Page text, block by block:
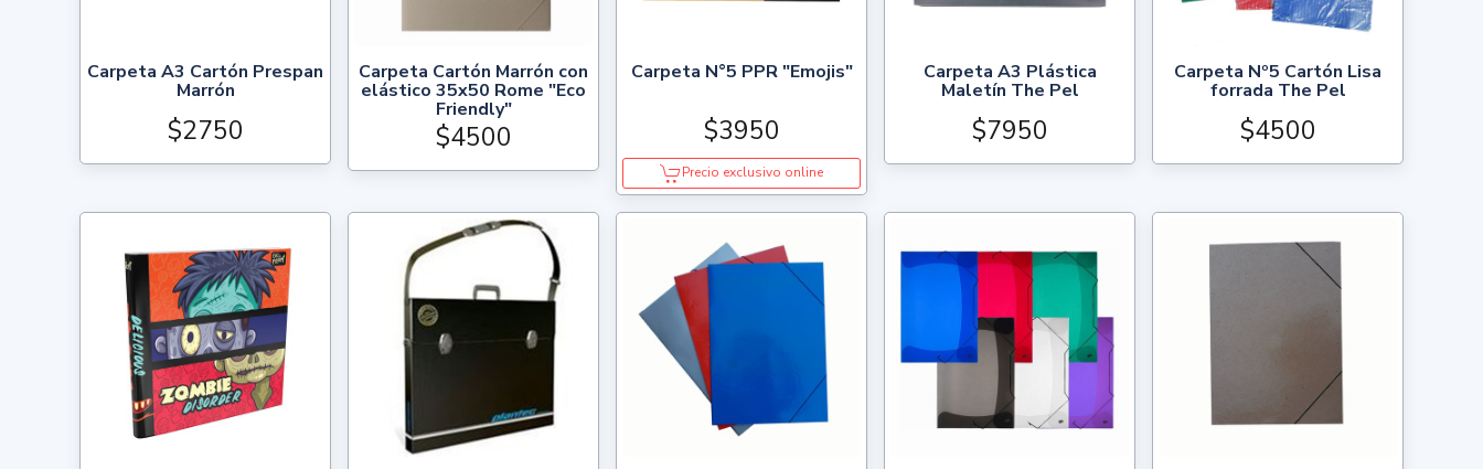
Carpeta A3 Cartón Prespan
Marrón
$2750
Carpeta Cartón Marrón con
elástico 35x50 Rome "Eco
Friendly"
$4500
Carpeta N°5 PPR "Emojis"
$3950
Precio exclusivo online
Carpeta A3 Plástica
Maletín The Pel
$7950
Carpeta Nº5 Cartón Lisa
forrada The Pel
$4500